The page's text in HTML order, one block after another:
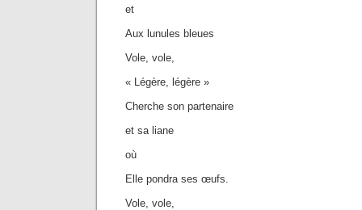
et
Aux lunules bleues
Vole, vole,
« Légère, légère »
Cherche son partenaire
et sa liane
où
Elle pondra ses œufs.
Vole, vole,